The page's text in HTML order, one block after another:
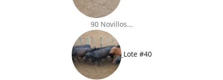
90 Novillos...
Lote #40